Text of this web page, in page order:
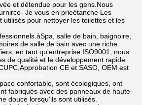
et détendue pour les gens. Nous
co- Je vous en prieétanche Les
utilisés pour nettoyer les toilettes et les
àSpa, salle de bain, baignoire,
de salle de bain avec une riche
en tant qu'entreprise ISO9001, nous
de qualité et le développement rapide
Approbation CE et SASO, OEM est
confortable, sont écologiques, ont
fabriqués avec des panneaux de haute
douce lorsqu'ils sont utilisés.